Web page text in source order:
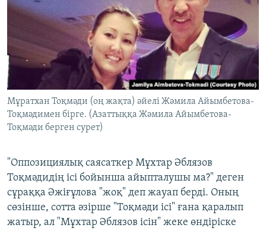
Мұратхан Тоқмәди (оң жақта) әйелі Жәмила Айымбетова-
Тоқмәдимен бірге. (Азаттыққа Жәмила Айымбетова-
Тоқмәди берген сурет)
"Оппозициялық саясаткер Мұхтар Әблязов
Тоқмәдидің ісі бойынша айыпталушы ма?" деген
сұраққа Әжіғұлова "жоқ" деп жауап берді. Оның
сөзінше, сотта әзірше "Тоқмәди ісі" ғана қаралып
жатыр, ал "Мұхтар Әблязов ісін" жеке өндіріске